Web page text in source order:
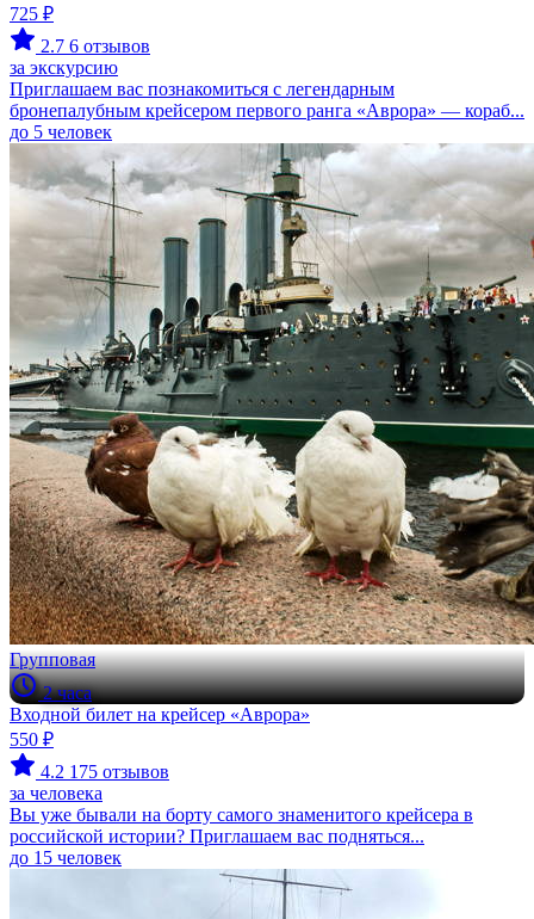
725 ₽
2.7 6 отзывов
за экскурсию
Приглашаем вас познакомиться с легендарным
бронепалубным крейсером первого ранга «Аврора» — кораб...
до 5 человек
Групповая
2 часа
Входной билет на крейсер «Аврора»
550 ₽
4.2 175 отзывов
за человека
Вы уже бывали на борту самого знаменитого крейсера в
российской истории? Приглашаем вас подняться...
до 15 человек